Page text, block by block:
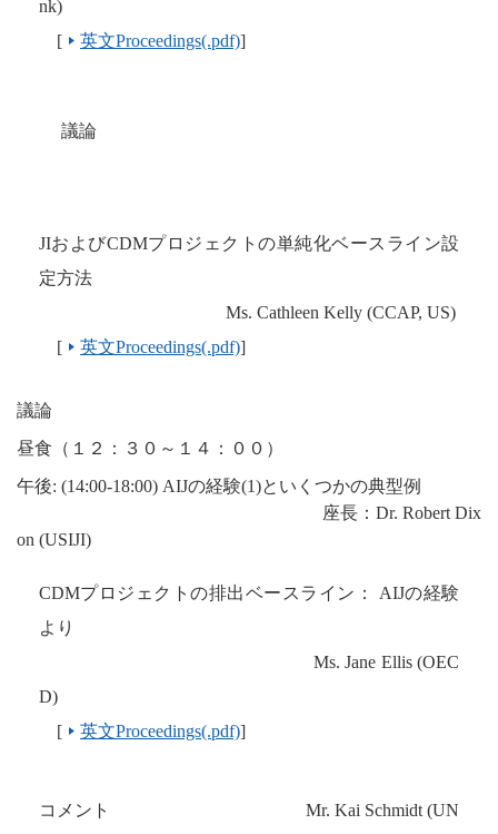
nk)
[
英文Proceedings(.pdf)]
議論
JIおよびCDMプロジェクトの単純化ベースライン設
定方法
Ms. Cathleen Kelly (CCAP, US)
[
英文Proceedings(.pdf)]
議論
昼食（１２：３０～１４：００）
午後: (14:00-18:00) AIJの経験(1)といくつかの典型例
座長： Dr. Robert Dix
on (USIJI)
CDMプロジェクトの排出ベースライン： AIJの経験
より
Ms. Jane Ellis (OEC
D)
[
英文Proceedings(.pdf)]
コメント
Mr. Kai Schmidt (UN